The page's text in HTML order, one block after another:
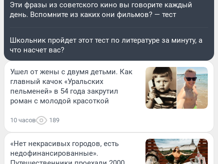
Эти фразы из советского кино вы говорите каждый
день. Вспомните из каких они фильмов? — тест
Школьник пройдет этот тест по литературе за минуту, а
что насчет вас?
Ушел от жены с двумя детьми. Как
главный качок «Уральских
пельменей» в 54 года закрутил
роман с молодой красоткой
10 часов 189
«Нет некрасивых городов, есть
недофинансированные».